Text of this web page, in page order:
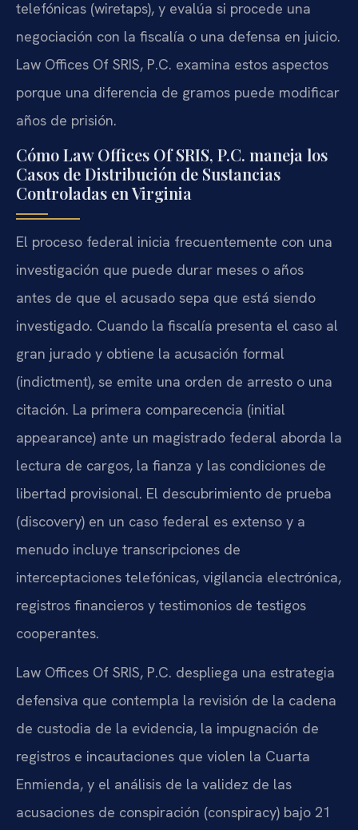
telefónicas (wiretaps), y evalúa si procede una
negociación con la fiscalía o una defensa en juicio.
Law Offices Of SRIS, P.C. examina estos aspectos
porque una diferencia de gramos puede modificar
años de prisión.
Cómo Law Offices Of SRIS, P.C. maneja los
Casos de Distribución de Sustancias
Controladas en Virginia
El proceso federal inicia frecuentemente con una
investigación que puede durar meses o años
antes de que el acusado sepa que está siendo
investigado. Cuando la fiscalía presenta el caso al
gran jurado y obtiene la acusación formal
(indictment), se emite una orden de arresto o una
citación. La primera comparecencia (initial
appearance) ante un magistrado federal aborda la
lectura de cargos, la fianza y las condiciones de
libertad provisional. El descubrimiento de prueba
(discovery) en un caso federal es extenso y a
menudo incluye transcripciones de
interceptaciones telefónicas, vigilancia electrónica,
registros financieros y testimonios de testigos
cooperantes.
Law Offices Of SRIS, P.C. despliega una estrategia
defensiva que contempla la revisión de la cadena
de custodia de la evidencia, la impugnación de
registros e incautaciones que violen la Cuarta
Enmienda, y el análisis de la validez de las
acusaciones de conspiración (conspiracy) bajo 21